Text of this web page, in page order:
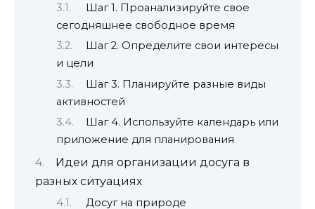
Шаг 1. Проанализируйте свое
сегодняшнее свободное время
Шаг 2. Определите свои интересы
и цели
Шаг 3. Планируйте разные виды
активностей
Шаг 4. Используйте календарь или
приложение для планирования
Идеи для организации досуга в
разных ситуациях
Досуг на природе